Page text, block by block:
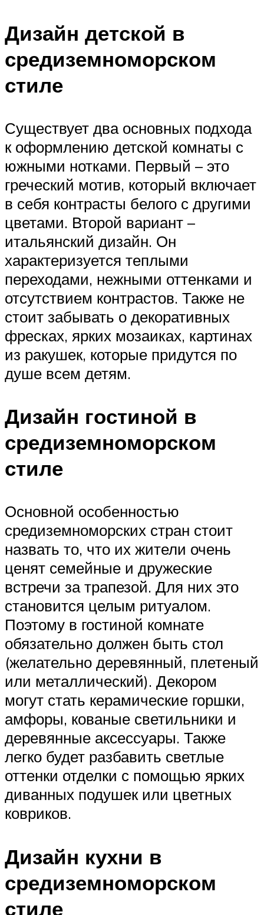
Дизайн детской в
средиземноморском
стиле
Существует два основных подхода
к оформлению детской комнаты с
южными нотками. Первый – это
греческий мотив, который включает
в себя контрасты белого с другими
цветами. Второй вариант –
итальянский дизайн. Он
характеризуется теплыми
переходами, нежными оттенками и
отсутствием контрастов. Также не
стоит забывать о декоративных
фресках, ярких мозаиках, картинах
из ракушек, которые придутся по
душе всем детям.
Дизайн гостиной в
средиземноморском
стиле
Основной особенностью
средиземноморских стран стоит
назвать то, что их жители очень
ценят семейные и дружеские
встречи за трапезой. Для них это
становится целым ритуалом.
Поэтому в гостиной комнате
обязательно должен быть стол
(желательно деревянный, плетеный
или металлический). Декором
могут стать керамические горшки,
амфоры, кованые светильники и
деревянные аксессуары. Также
легко будет разбавить светлые
оттенки отделки с помощью ярких
диванных подушек или цветных
ковриков.
Дизайн кухни в
средиземноморском
стиле